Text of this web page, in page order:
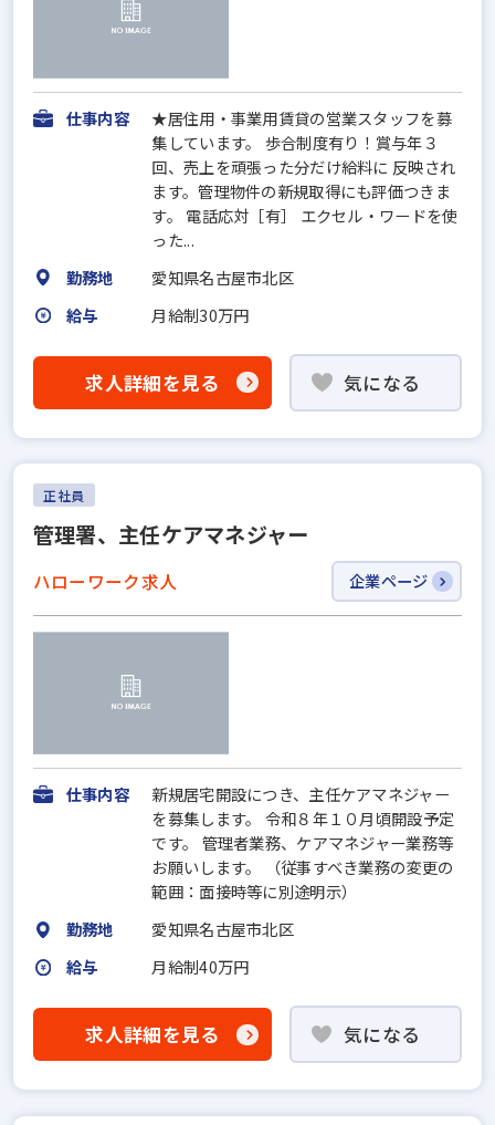
仕事内容
★居住用・事業用賃貸の営業スタッフを募
集しています。 歩合制度有り！賞与年３
回、売上を頑張った分だけ給料に 反映され
ます。管理物件の新規取得にも評価つきま
す。 電話応対［有］ エクセル・ワードを使
った...
勤務地
愛知県名古屋市北区
給与
月給制30万円
求人詳細を見る 気になる
正社員
管理署、主任ケアマネジャー
ハローワーク求人 企業ページ
仕事内容
新規居宅開設につき、主任ケアマネジャー
を募集します。 令和８年１０月頃開設予定
です。 管理者業務、ケアマネジャー業務等
お願いします。 （従事すべき業務の変更の
範囲：面接時等に別途明示）
勤務地
愛知県名古屋市北区
給与
月給制40万円
求人詳細を見る 気になる